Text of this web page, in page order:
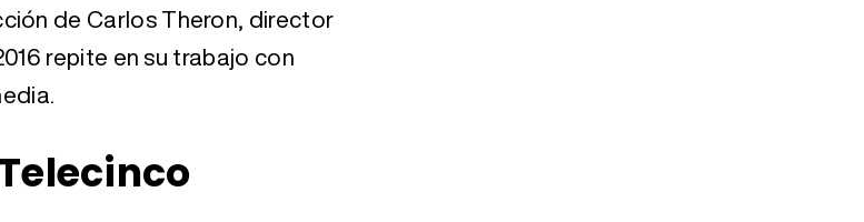
de Carlos Theron, director
repite en su trabajo con